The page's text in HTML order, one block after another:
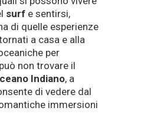
surf e sentirsi,
di quelle esperienze
a casa e alla
per
non trovare il
Indiano, a
di vedere dal
immersioni